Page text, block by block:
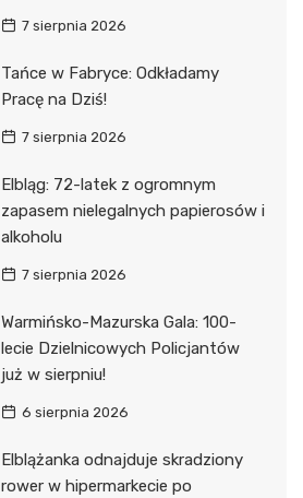
7 sierpnia 2026
Tańce w Fabryce: Odkładamy
Pracę na Dziś!
7 sierpnia 2026
Elbląg: 72-latek z ogromnym
zapasem nielegalnych papierosów i
alkoholu
7 sierpnia 2026
Warmińsko-Mazurska Gala: 100-
lecie Dzielnicowych Policjantów
już w sierpniu!
6 sierpnia 2026
Elblążanka odnajduje skradziony
rower w hipermarkecie po